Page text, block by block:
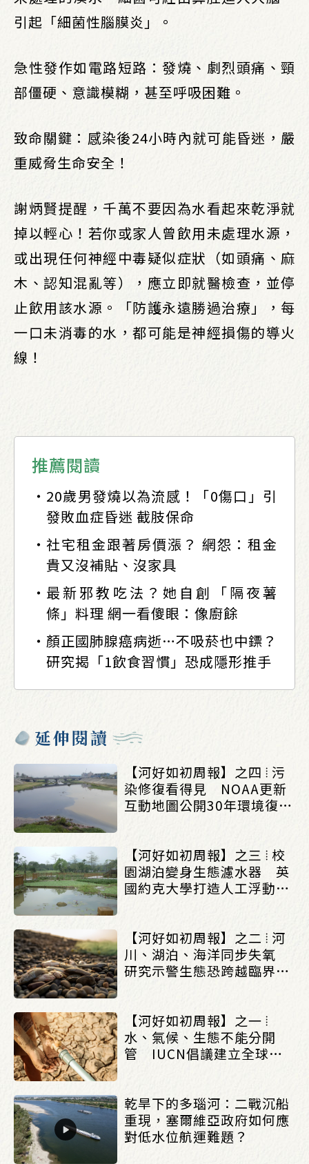
引起「細菌性腦膜炎」。
急性發作如電路短路：發燒、劇烈頭痛、頸
部僵硬、意識模糊，甚至呼吸困難。
致命關鍵：感染後24小時內就可能昏迷，嚴
重威脅生命安全！
謝炳賢提醒，千萬不要因為水看起來乾淨就
掉以輕心！若你或家人曾飲用未處理水源，
或出現任何神經中毒疑似症狀（如頭痛、麻
木、認知混亂等），應立即就醫檢查，並停
止飲用該水源。「防護永遠勝過治療」，每
一口未消毒的水，都可能是神經損傷的導火
線！
推薦閱讀
20歲男發燒以為流感！「0傷口」引
發敗血症昏迷 截肢保命
社宅租金跟著房價漲？ 網怨：租金
貴又沒補貼、沒家具
最新邪教吃法？她自創「隔夜薯
條」料理 網一看傻眼：像廚餘
顏正國肺腺癌病逝…不吸菸也中鏢？
研究揭「1飲食習慣」恐成隱形推手
延伸閱讀
【河好如初周報】之四 ⦙ 污
染修復看得見 NOAA更新
互動地圖公開30年環境復育
【河好如初周報】之三 ⦙ 校
園湖泊變身生態濾水器 英
國約克大學打造人工浮動濕
【河好如初周報】之二 ⦙ 河
川、湖泊、海洋同步失氧
研究示警生態恐跨越臨界點
【河好如初周報】之一 ⦙
水、氣候、生態不能分開
管 IUCN倡議建立全球水
乾旱下的多瑙河：二戰沉船
重現，塞爾維亞政府如何應
對低水位航運難題？